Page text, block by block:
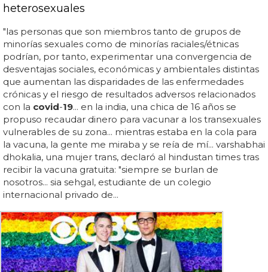
heterosexuales
"las personas que son miembros tanto de grupos de
minorías sexuales como de minorías raciales/étnicas
podrían, por tanto, experimentar una convergencia de
desventajas sociales, económicas y ambientales distintas
que aumentan las disparidades de las enfermedades
crónicas y el riesgo de resultados adversos relacionados
con la covid-19... en la india, una chica de 16 años se
propuso recaudar dinero para vacunar a los transexuales
vulnerables de su zona... mientras estaba en la cola para
la vacuna, la gente me miraba y se reía de mí... varshabhai
dhokalia, una mujer trans, declaró al hindustan times tras
recibir la vacuna gratuita: "siempre se burlan de
nosotros... sia sehgal, estudiante de un colegio
internacional privado de...